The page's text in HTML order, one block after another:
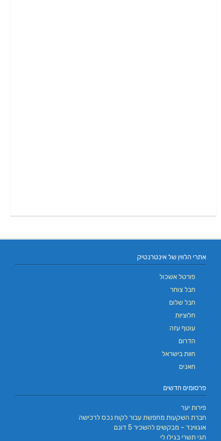
אתרי הלווין של אינטרנטיק
פורטל אשכול
חבל צוחר
חבל שלום
חלוציות
עוטף עזה
הדרום
חוות בישראל
חאנים
פרסומים חדשים
פירות יער
חברת השקעות מחפשת עבור לקוח נכס לרכישה
אוגווינד – מבקשים להשכיר 5 דונם
חגי תשרי בגילו לי